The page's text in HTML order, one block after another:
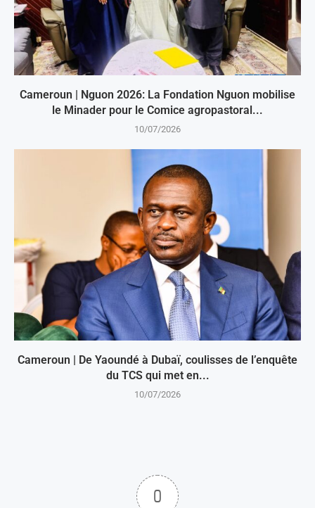
Cameroun | Nguon 2026: La Fondation Nguon mobilise
le Minader pour le Comice agropastoral...
10/07/2026
Cameroun | De Yaoundé à Dubaï, coulisses de l’enquête
du TCS qui met en...
10/07/2026
0